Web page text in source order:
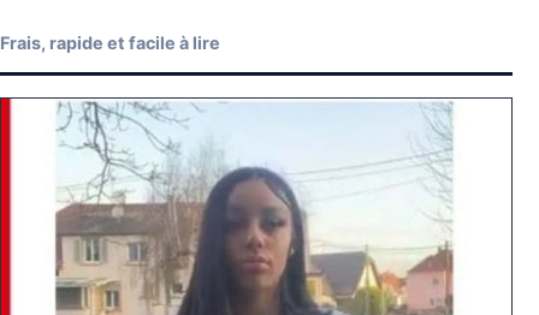
Frais, rapide et facile à lire